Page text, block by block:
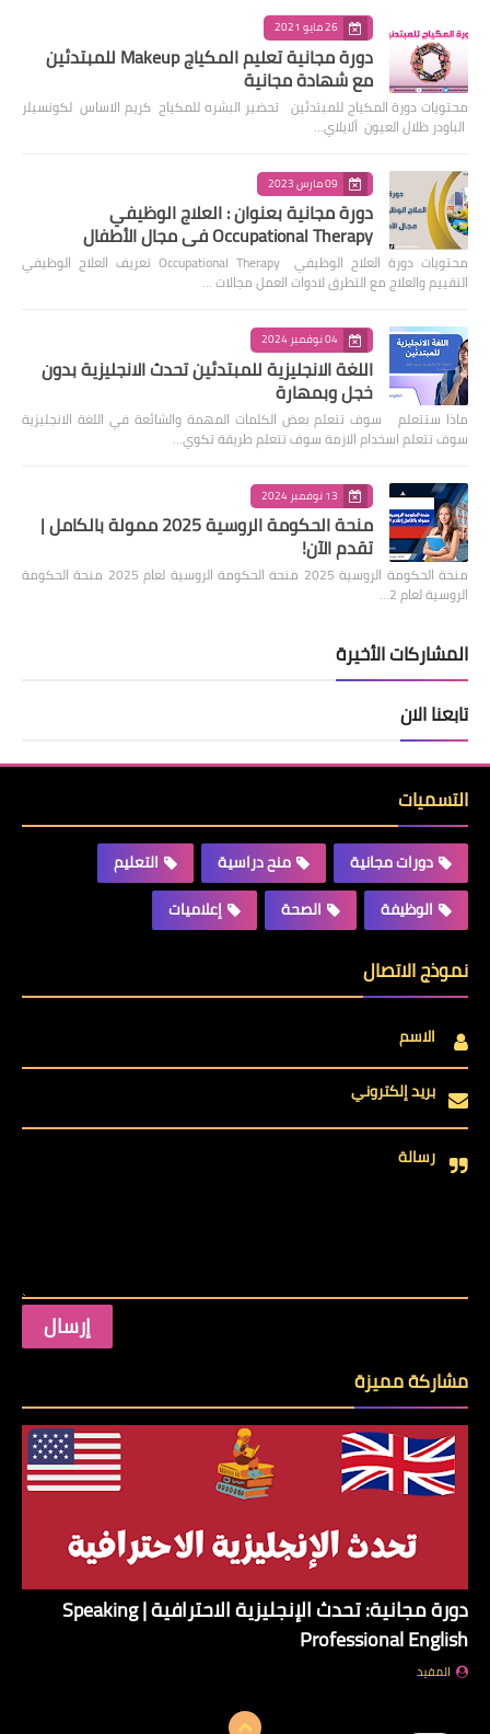
26 مايو 2021
دورة مجانية تعليم المكياج Makeup للمبتدئين
مع شهادة مجانية
محتويات دورة المكياج للمبتدئين تحضير البشره للمكياج كريم الاساس لكونسيلر
الباودر ظلال العيون ألايلاي…
09 مارس 2023
دورة مجانية بعنوان : العلاج الوظيفي
Occupational Therapy في مجال الأطفال
محتويات دورة العلاج الوظيفي Occupational Therapy تعريف العلاج الوظيفي
التقييم والعلاج مع التطرق لادوات العمل مجالات …
04 نوفمبر 2024
اللغة الانجليزية للمبتدئين تحدث الانجليزية بدون
خجل وبمهارة
ماذا ستتعلم سوف تتعلم بعض الكلمات المهمة والشائعة في اللغة الانجليزية
سوف تتعلم اسخدام الازمة سوف تتعلم طريقة تكوي…
13 نوفمبر 2024
منحة الحكومة الروسية 2025 ممولة بالكامل |
تقدم الآن!
منحة الحكومة الروسية 2025 منحة الحكومة الروسية لعام 2025 منحة الحكومة
الروسية لعام 2…
المشاركات الأخيرة
تابعنا الان
التسميات
دورات مجانية منح دراسية
التعليم
الوظيفة
الصحة إعلاميات
نموذج الاتصال
الاسم
بريد إلكتروني
رسالة
مشاركة مميزة
دورة مجانية: تحدث الإنجليزية الاحترافية | Speaking
Professional English
المفيد